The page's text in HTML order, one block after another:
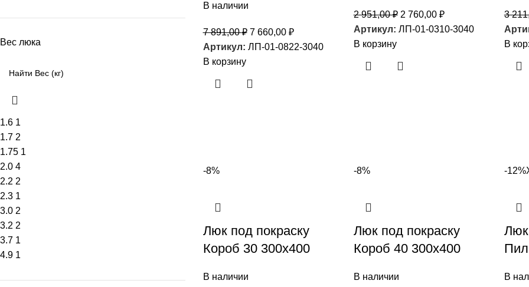
Вес люка
1.6 1
1.7 2
1.75 1
2.0 4
2.2 2
2.3 1
3.0 2
3.2 2
3.7 1
4.9 1
В наличии
7 891,00₽ 7 660,00 ₽
Артикул: ЛП-01-0822-3040
В корзину
2 951,00₽ 2 760,00 ₽
Артикул: ЛП-01-0310-3040
В корзину
3
В
-8%
Люк под покраску
Короб 30 300х400
В наличии
-8%
Люк под покраску
Короб 40 300х400
В наличии
-12%
Люк
В